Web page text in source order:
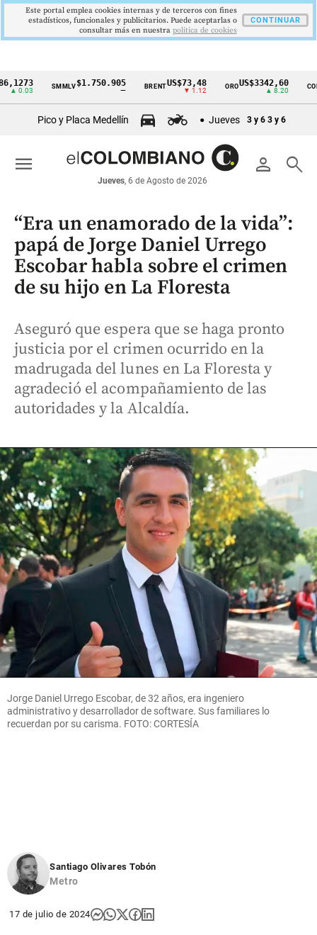
Cintillo
económicos
Colombia
SMMLV $1.750.905 BRENT US$73,48
▼ 1.12
ORO US$3342,60 COLCAP
Pico y Placa Medellín Jueves 3 y 6 3 y 6
person search
Jueves, 6 de Agosto de 2026
menu
“Era un enamorado de la vida”:
papá de Jorge Daniel Urrego
Escobar habla sobre el crimen
de su hijo en La Floresta
Aseguró que espera que se haga pronto
justicia por el crimen ocurrido en la
madrugada del lunes en La Floresta y
agradeció el acompañamiento de las
autoridades y la Alcaldía.
Jorge Daniel Urrego Escobar, de 32 años, era ingeniero
administrativo y desarrollador de software. Sus familiares lo
recuerdan por su carisma. FOTO: CORTESÍA
Santiago Olivares Tobón
Metro
17 de julio de 2024
Este portal emplea cookies internas y de terceros con fines
estadísticos, funcionales y publicitarios. Puede aceptarlas o
consultar más en nuestra politica de cookies
CONTINUAR